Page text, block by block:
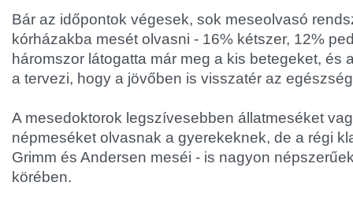
Bár az időpontok végesek, sok meseolvasó
kórházakba mesét olvasni - 16% kétszer, 12%
háromszor látogatta már meg a kis betegeket, és
a tervezi, hogy a jövőben is visszatér az
A mesedoktorok legszívesebben állatmeséket
népmeséket olvasnak a gyerekeknek, de a régi
Grimm és Andersen meséi - is nagyon
körében.